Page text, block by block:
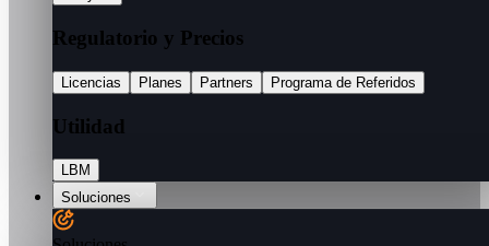
Regulatorio y Precios
Licencias Planes Partners Programa de Referidos
Utilidad
LBM
Soluciones